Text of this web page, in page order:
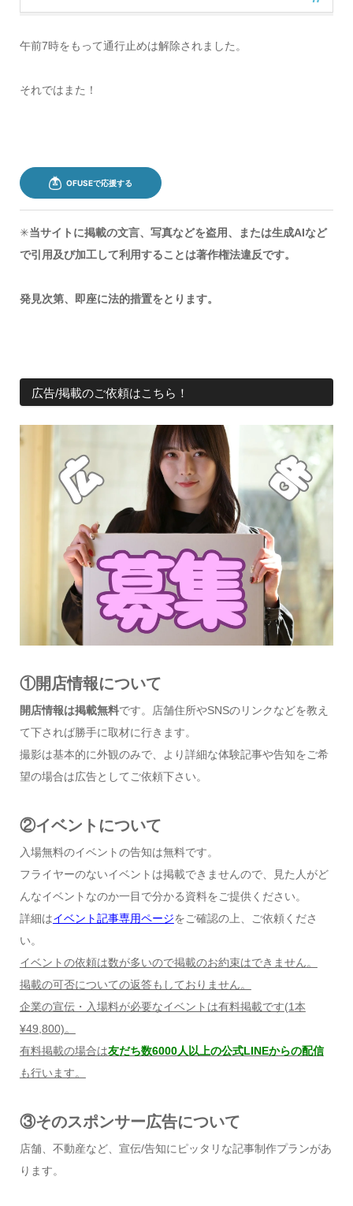
午前7時をもって通行止めは解除されました。
それではまた！
✳︎当サイトに掲載の文言、写真などを盗用、または生成AIなど
で引用及び加工して利用することは著作権法違反です。
発見次第、即座に法的措置をとります。
広告/掲載のご依頼はこちら！
①開店情報について
開店情報は掲載無料です。店舗住所やSNSのリンクなどを教え
て下されば勝手に取材に行きます。
撮影は基本的に外観のみで、より詳細な体験記事や告知をご希
望の場合は広告としてご依頼下さい。
②イベントについて
入場無料のイベントの告知は無料です。
フライヤーのないイベントは掲載できませんので、見た人がど
んなイベントなのか一目で分かる資料をご提供ください。
詳細はイベント記事専用ページをご確認の上、ご依頼くださ
い。
イベントの依頼は数が多いので掲載のお約束はできません。
掲載の可否についての返答もしておりません。
企業の宣伝・入場料が必要なイベントは有料掲載です(1本
¥49,800)。
有料掲載の場合は友だち数6000人以上の公式LINEからの配信
も行います。
③そのスポンサー広告について
店舗、不動産など、宣伝/告知にピッタリな記事制作プランがあ
ります。